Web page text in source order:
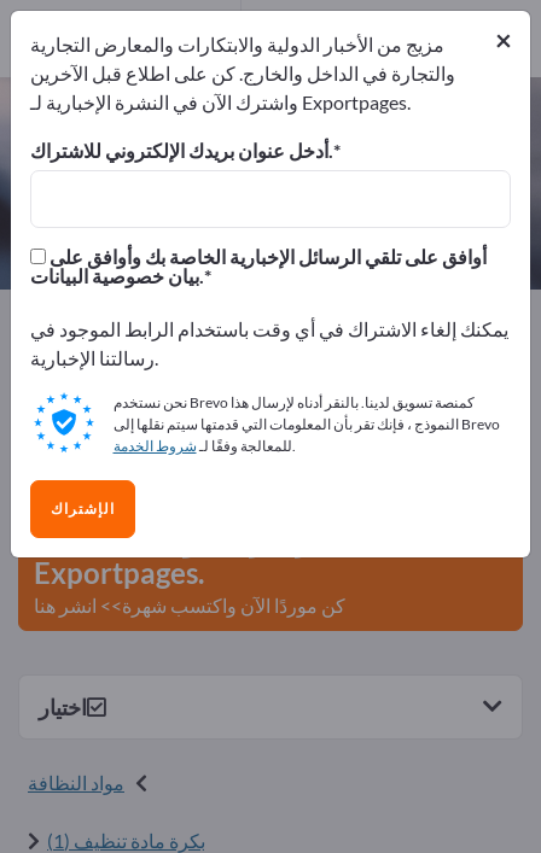
منظف خاص – اعثر على الشركات
المصنعة والموردين
7
7
Exportpages المواد الكيميائية والصيدلانية
مواد النظافة
منظف خاص
أعلن مجانًا على Exportpages!
الاحتياجات – العروض – السلع المستعملة – جهات الاتصال
التجارية >> ابدأ من هنا
انشر شركتك ومنتجاتك على
Exportpages.
كن موردًا الآن واكتسب شهرة>> انشر هنا
اختيار
مواد النظافة
بكرة مادة تنظيف (1)
×
مزيج من الأخبار الدولية والابتكارات والمعارض التجارية
والتجارة في الداخل والخارج. كن على اطلاع قبل الآخرين
واشترك الآن في النشرة الإخبارية لـ Exportpages.
أدخل عنوان بريدك الإلكتروني للاشتراك.
بيان خصوصية البيانات.
يمكنك إلغاء الاشتراك في أي وقت باستخدام الرابط الموجود في
رسالتنا الإخبارية.
نحن نستخدم Brevo كمنصة تسويق لدينا. بالنقر أدناه لإرسال هذا
النموذج ، فإنك تقر بأن المعلومات التي قدمتها سيتم نقلها إلى Brevo
للمعالجة وفقًا لـشروط الخدمة .
الإشتراك